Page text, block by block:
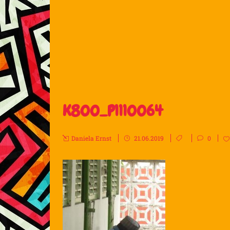
K800_P1110064
Daniela Ernst 21.06.2019 0